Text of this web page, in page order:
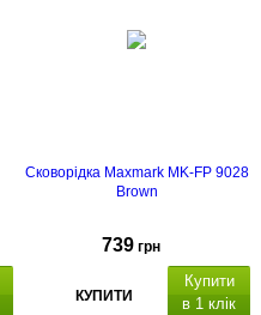
Сковорідка Maxmark MK-FP 9028
Brown
739 грн
КУПИТИ
Купити
в 1 клік